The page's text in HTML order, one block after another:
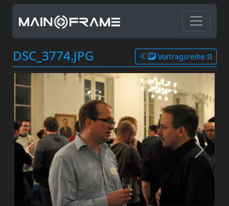
DSC_3774.JPG Vortragsreihe II